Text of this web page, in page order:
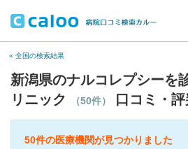
« 全国の検索結果
新潟県のナルコレプシーを
リニック
（50件） 口コミ・評
50件の医療機関が見つかりました